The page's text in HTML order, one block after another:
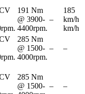
191 Nm
@ 3900-
4400rpm.
–
185
km/h
km/h
285 Nm
@ 1500-
4000rpm.
– –
285 Nm
@ 1500- – –